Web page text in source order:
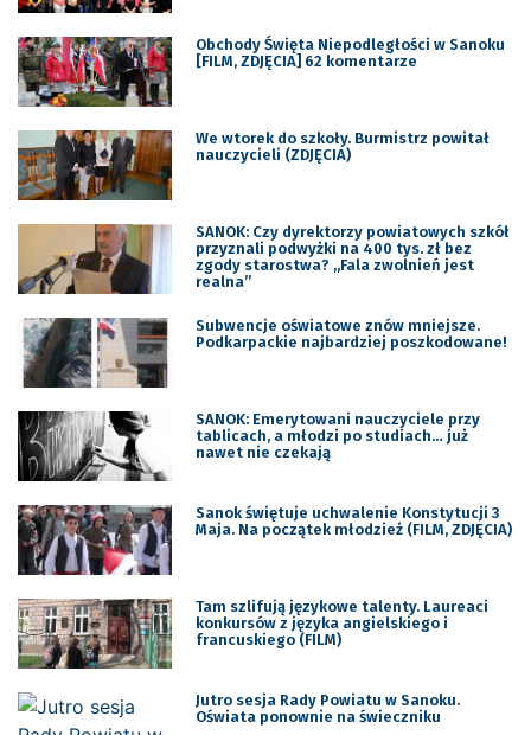
Obchody Święta Niepodległości w Sanoku
[FILM, ZDJĘCIA] 62 komentarze
We wtorek do szkoły. Burmistrz powitał
nauczycieli (ZDJĘCIA)
SANOK: Czy dyrektorzy powiatowych szkół
przyznali podwyżki na 400 tys. zł bez
zgody starostwa? „Fala zwolnień jest
realna”
Subwencje oświatowe znów mniejsze.
Podkarpackie najbardziej poszkodowane!
SANOK: Emerytowani nauczyciele przy
tablicach, a młodzi po studiach… już
nawet nie czekają
Sanok świętuje uchwalenie Konstytucji 3
Maja. Na początek młodzież (FILM, ZDJĘCIA)
Tam szlifują językowe talenty. Laureaci
konkursów z języka angielskiego i
francuskiego (FILM)
Jutro sesja Rady Powiatu w Sanoku.
Oświata ponownie na świeczniku